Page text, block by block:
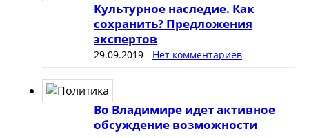
Культурное наследие. Как
сохранить? Предложения
экспертов
29.09.2019- Нет комментариев
Во Владимире идет активное
обсуждение возможности